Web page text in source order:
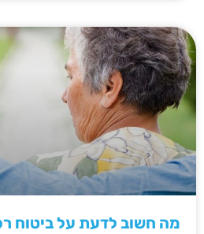
מה חשוב לדעת על ביטוח